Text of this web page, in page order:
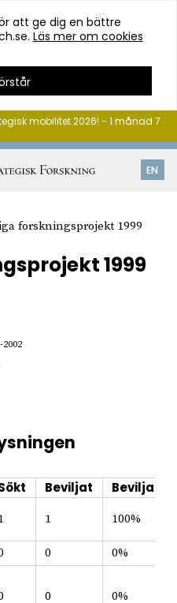
att ge dig en bättre
Läs mer om cookies
EN
mobilitet 2026! - 1 månad 7
forskningsprojekt 1999
1999
2002
Beviljat Beviljat i
1 100%
0
0%
0 0%